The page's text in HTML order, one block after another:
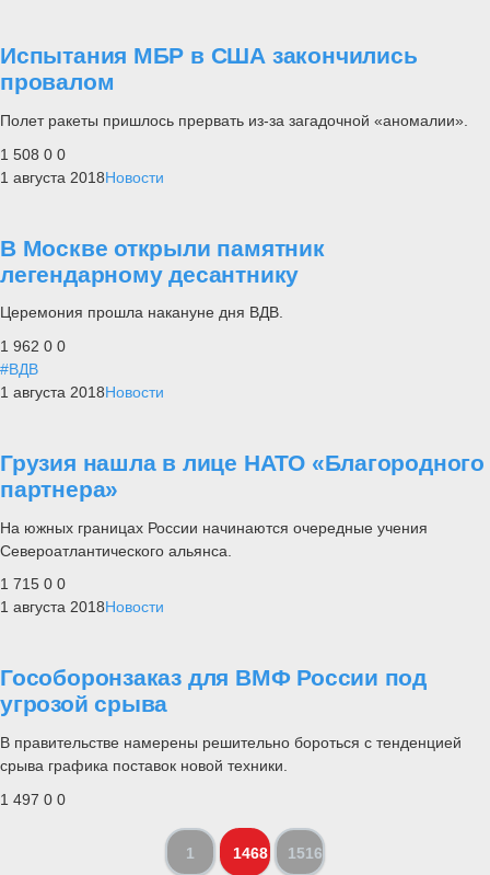
Испытания МБР в США закончились
провалом
Полет ракеты пришлось прервать из-за загадочной «аномалии».
1 508 0 0
1 августа 2018Новости
В Москве открыли памятник
легендарному десантнику
Церемония прошла накануне дня ВДВ.
1 962 0 0
#ВДВ
1 августа 2018Новости
Грузия нашла в лице НАТО «Благородного
партнера»
На южных границах России начинаются очередные учения
Североатлантического альянса.
1 715 0 0
1 августа 2018Новости
Гособоронзаказ для ВМФ России под
угрозой срыва
В правительстве намерены решительно бороться с тенденцией
срыва графика поставок новой техники.
1 497 0 0
1 1468 1516